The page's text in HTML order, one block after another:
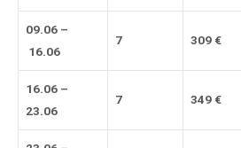
09.06 –
16.06
7 309 €
16.06 –
23.06
7 349 €